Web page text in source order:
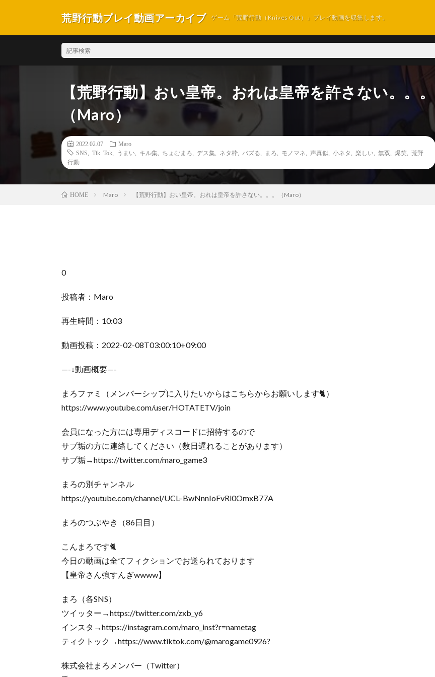
荒野行動プレイ動画アーカイブ ゲーム「荒野行動（Knives Out）」プレイ動画を収集します。
【荒野行動】おい皇帝。おれは皇帝を許さない。。。
（Maro）
2022.02.07
Maro
SNS
Tik Tok うまい キル集 ちょむまろ デス集 ネタ枠 バズる まろ モノマネ 声真似 小ネタ 楽しい 無双 爆笑
荒野
行動
HOME Maro 【荒野行動】おい皇帝。おれは皇帝を許さない。。。（Maro）
0
投稿者：Maro
再生時間：10:03
動画投稿：2022-02-08T03:00:10+09:00
—-↓動画概要—-
まろファミ（メンバーシップに入りたいからはこちらからお願いします🐈）
https://www.youtube.com/user/HOTATETV/join
会員になった方には専用ディスコードに招待するので
サブ垢の方に連絡してください（数日遅れることがあります）
サブ垢→https://twitter.com/maro_game3
まろの別チャンネル
https://youtube.com/channel/UCL–BwNnnIoFvRl0OmxB77A
まろのつぶやき（86日目）
こんまろです🐈
今日の動画は全てフィクションでお送られております
【皇帝さん強すんぎwwww】
まろ（各SNS）
ツイッター→https://twitter.com/zxb_y6
インスタ→https://instagram.com/maro_inst?r=nametag
ティクトック→https://www.tiktok.com/@marogame0926?
株式会社まろメンバー（Twitter）